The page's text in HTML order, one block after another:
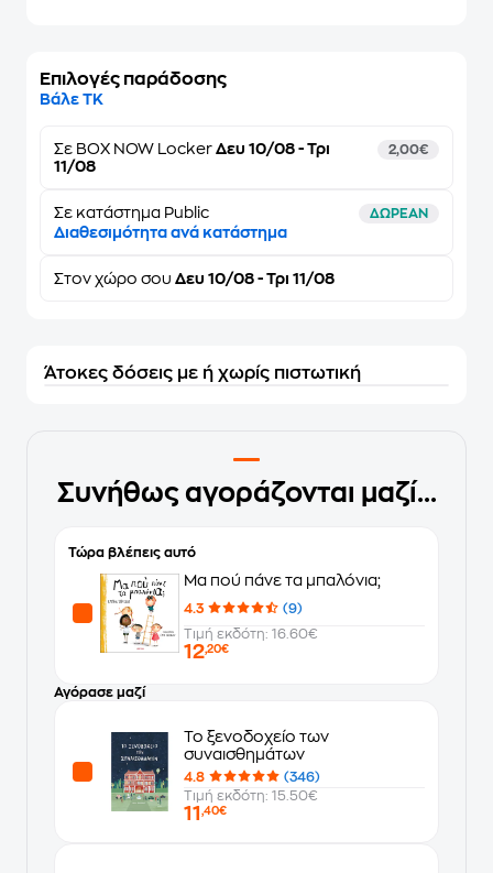
Επιλογές παράδοσης
Βάλε ΤΚ
Σε BOX NOW Locker Δευ 10/08 - Τρι
11/08
2,00€
Σε κατάστημα Public ΔΩΡΕΑΝ
Διαθεσιμότητα ανά κατάστημα
Στον χώρο σου Δευ 10/08 - Τρι 11/08
Άτοκες δόσεις με ή χωρίς πιστωτική
Συνήθως αγοράζονται μαζί...
Τώρα βλέπεις αυτό
Μα πού πάνε τα μπαλόνια;
4.3
(9)
Τιμή εκδότη: 16.60€
12,20€
Αγόρασε μαζί
Το ξενοδοχείο των
συναισθημάτων
4.8
(346)
Τιμή εκδότη: 15.50€
11 ,40€